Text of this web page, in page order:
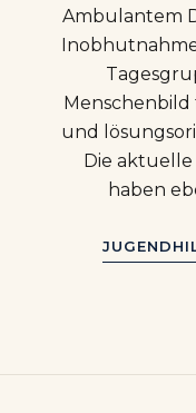
Ambulantem
Menschenbild
und
Die
haben